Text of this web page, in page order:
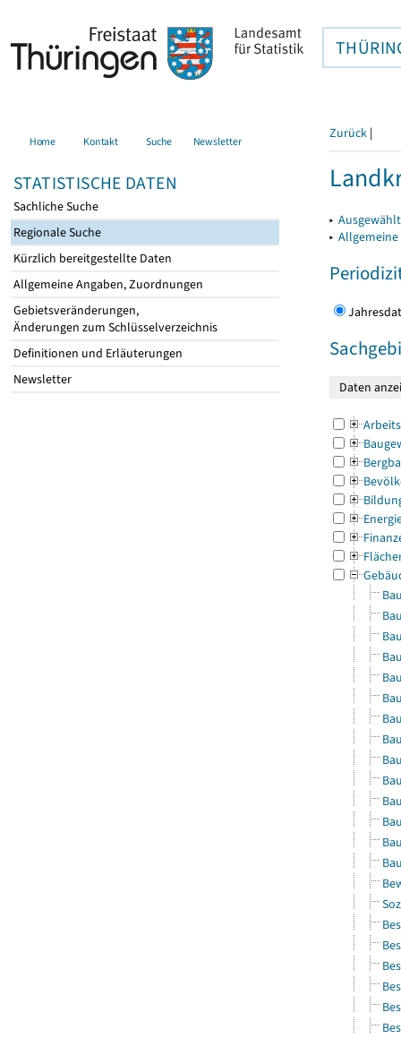
Home Kontakt Suche Newsletter
STATISTISCHE DATEN
Sachliche Suche
Regionale Suche
Kürzlich bereitgestellte Daten
Allgemeine Angaben, Zuordnungen
Gebietsveränderungen,
Änderungen zum Schlüsselverzeichnis
Definitionen und Erläuterungen
Newsletter
Zurück |
▸
▸